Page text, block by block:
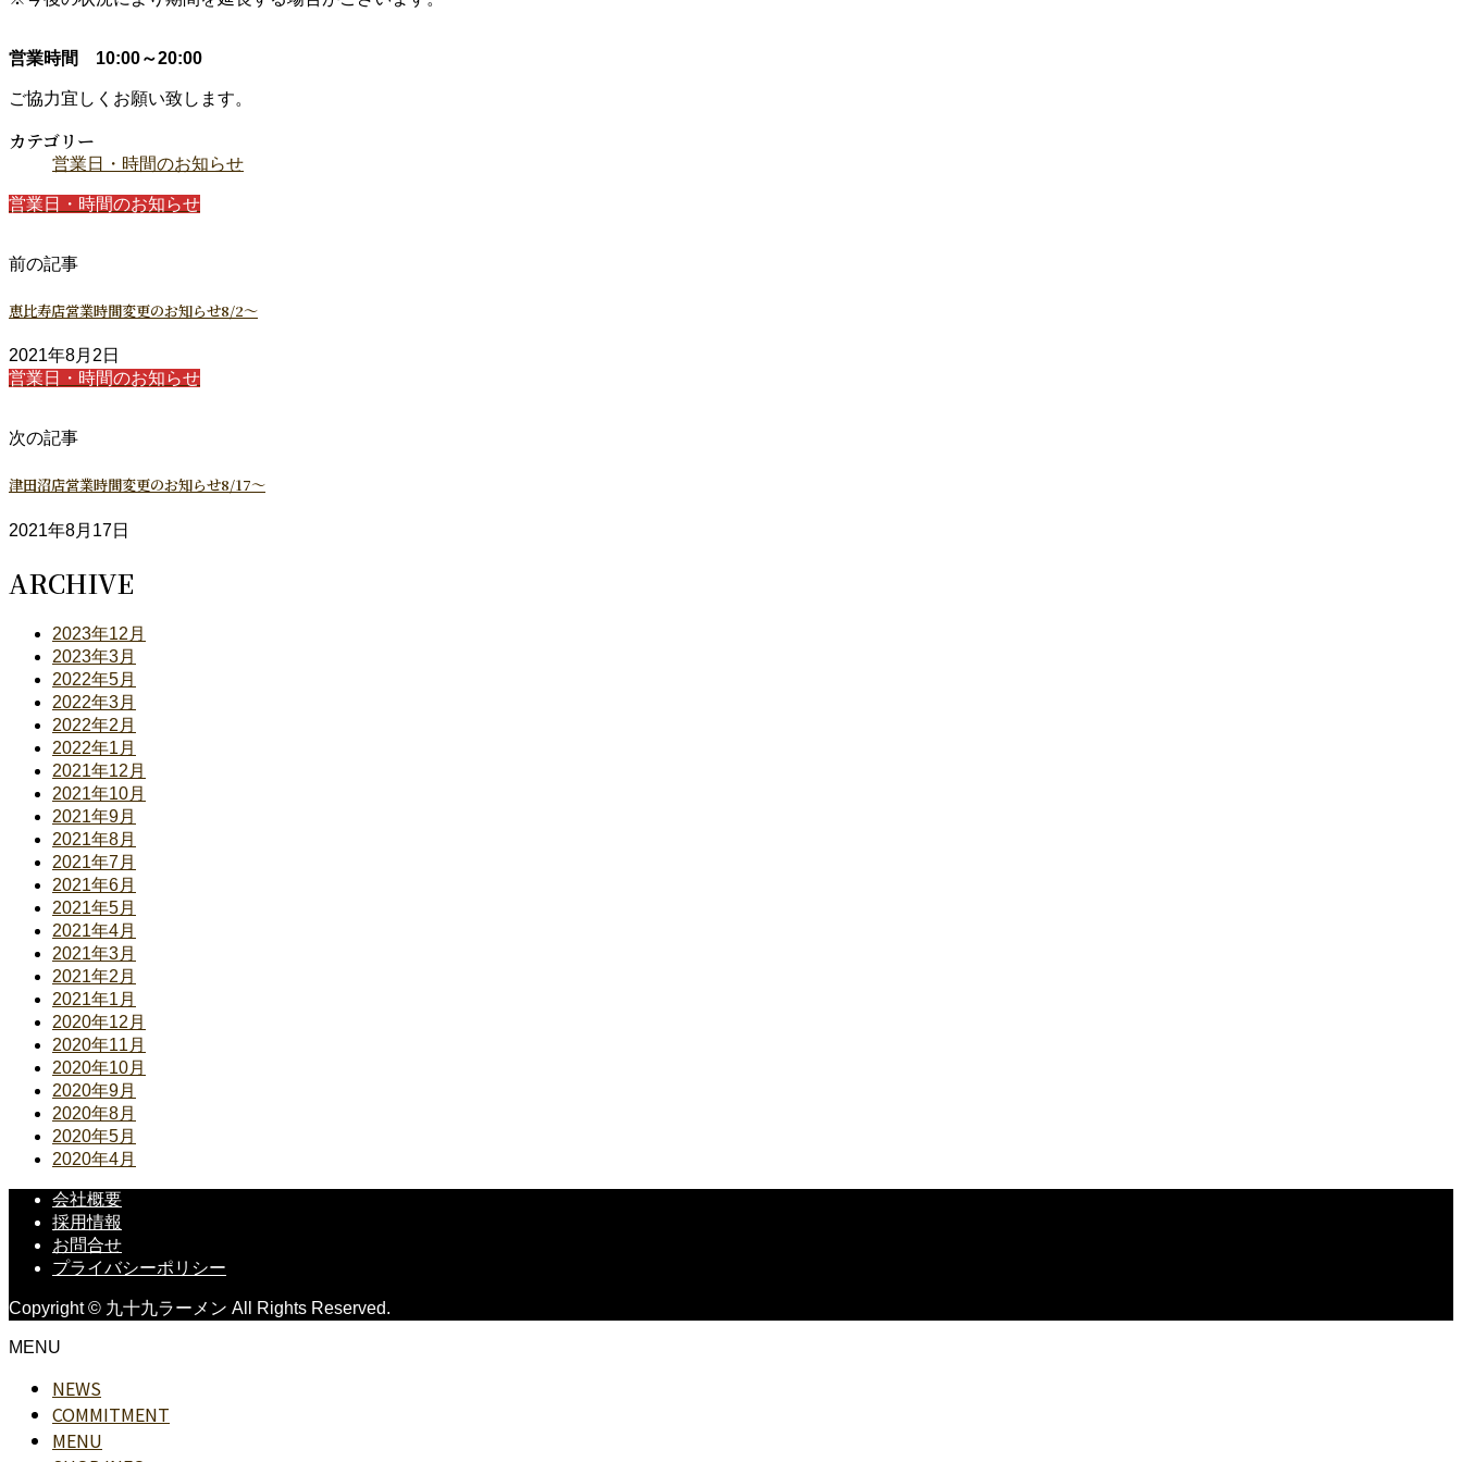
営業時間 10:00～20:00
ご協力宜しくお願い致します。
カテゴリー
営業日・時間のお知らせ
営業日・時間のお知らせ
前の記事
恵比寿店営業時間変更のお知らせ8/2～
2021年8月2日
営業日・時間のお知らせ
次の記事
津田沼店営業時間変更のお知らせ8/17～
2021年8月17日
ARCHIVE
2023年12月
2023年3月
2022年5月
2022年3月
2022年2月
2022年1月
2021年12月
2021年10月
2021年9月
2021年8月
2021年7月
2021年6月
2021年5月
2021年4月
2021年3月
2021年2月
2021年1月
2020年12月
2020年11月
2020年10月
2020年9月
2020年8月
2020年5月
2020年4月
会社概要
採用情報
お問合せ
プライバシーポリシー
Copyright © 九十九ラーメン All Rights Reserved.
MENU
NEWS
COMMITMENT
MENU